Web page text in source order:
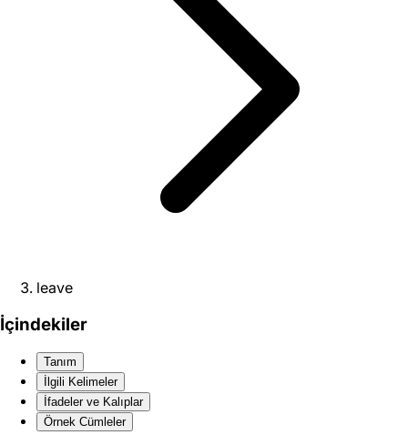
leave
İçindekiler
Tanım
İlgili Kelimeler
İfadeler ve Kalıplar
Örnek Cümleler